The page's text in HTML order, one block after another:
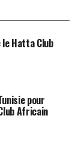
Hatta Club
pour
Africain